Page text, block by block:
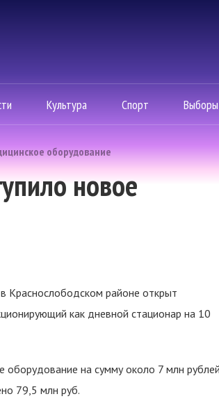
Культура Спорт Выборы
оборудование
новое
Краснослободском районе открыт
как дневной стационар на 10
на сумму около 7 млн
79,5 млн руб.